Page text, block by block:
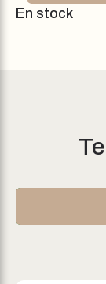
En stock